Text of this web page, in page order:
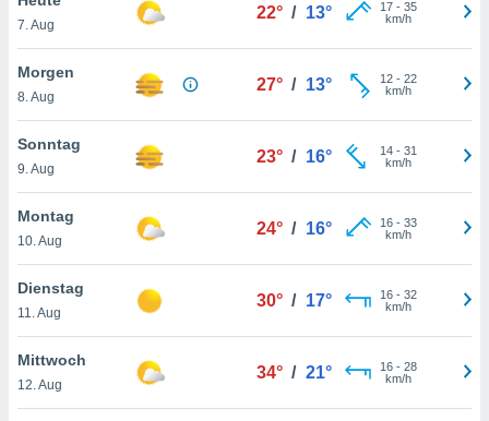
oder
Partner
es uns
das
der
Profil zu
Ihnen
finden
. Sie
jederzeit
7. Aug
22° / 13° 17- 35
km/h
Morgen
8. Aug
27° / 13° 12- 22
km/h
Sonntag
9. Aug
23° / 16° 14- 31
km/h
Montag
10. Aug
24° / 16° 16- 33
km/h
Dienstag
11. Aug
30° / 17° 16- 32
km/h
Mittwoch
12. Aug
34° / 21° 16- 28
km/h